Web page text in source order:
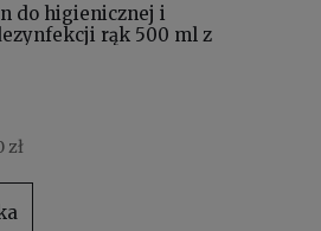
do higienicznej i
rąk 500 ml z
zł